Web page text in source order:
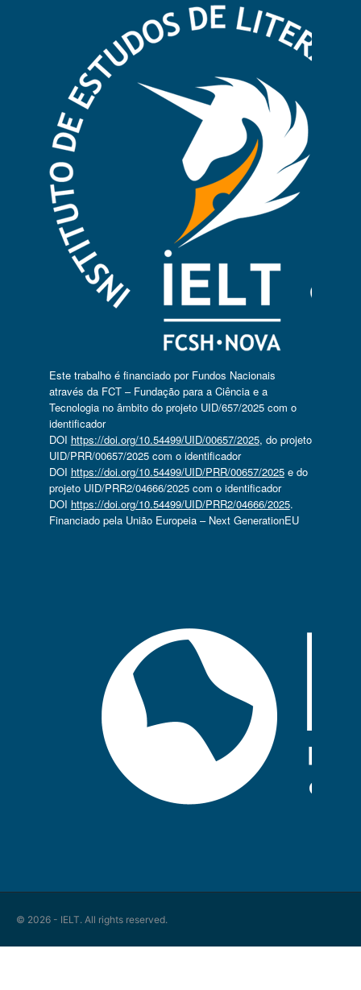
Este trabalho é financiado por Fundos Nacionais
através da FCT – Fundação para a Ciência e a
Tecnologia no âmbito do projeto UID/657/2025 com o
identificador
DOI https://doi.org/10.54499/UID/00657/2025, do projeto
UID/PRR/00657/2025 com o identificador
DOI https://doi.org/10.54499/UID/PRR/00657/2025e do
projeto UID/PRR2/04666/2025 com o identificador
DOI https://doi.org/10.54499/UID/PRR2/04666/2025.
Financiado pela União Europeia – Next GenerationEU
© 2026 - IELT. All rights reserved.